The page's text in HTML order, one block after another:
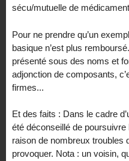
sécu/mutuelle de
Pour ne prendre qu’un
basique n’est plus
présenté sous des noms et
adjonction de composants,
firmes...
Et des faits : Dans le cadre
été déconseillé de
raison de nombreux troubles
provoquer. Nota : un voisin,